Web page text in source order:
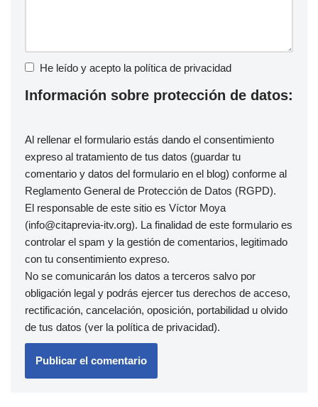
He leído y acepto la política de privacidad
Información sobre protección de datos:
Al rellenar el formulario estás dando el consentimiento
expreso al tratamiento de tus datos (guardar tu
comentario y datos del formulario en el blog) conforme al
Reglamento General de Protección de Datos (RGPD).
El responsable de este sitio es Víctor Moya
(info@citaprevia-itv.org). La finalidad de este formulario es
controlar el spam y la gestión de comentarios, legitimado
con tu consentimiento expreso.
No se comunicarán los datos a terceros salvo por
obligación legal y podrás ejercer tus derechos de acceso,
rectificación, cancelación, oposición, portabilidad u olvido
de tus datos (ver la política de privacidad).